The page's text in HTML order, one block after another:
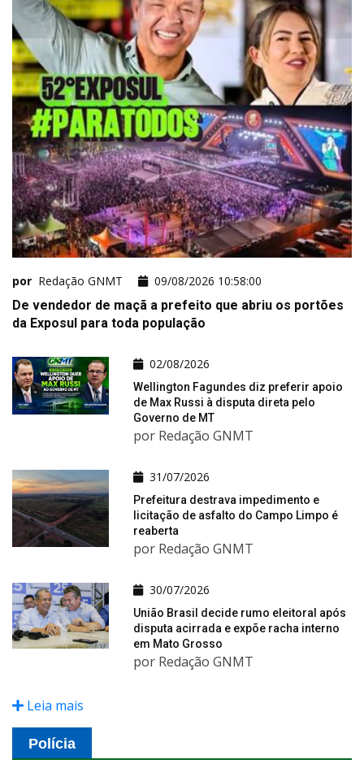
por Redação GNMT
09/08/2026 10:58:00
De vendedor de maçã a prefeito que abriu os portões
da Exposul para toda população
02/08/2026
Wellington Fagundes diz preferir apoio
de Max Russi à disputa direta pelo
Governo de MT
por Redação GNMT
31/07/2026
Prefeitura destrava impedimento e
licitação de asfalto do Campo Limpo é
reaberta
por Redação GNMT
30/07/2026
União Brasil decide rumo eleitoral após
disputa acirrada e expõe racha interno
em Mato Grosso
por Redação GNMT
Leia mais
Polícia